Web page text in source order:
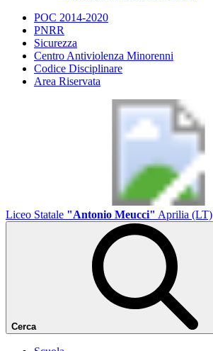
POC 2014-2020
PNRR
Sicurezza
Centro Antiviolenza Minorenni
Codice Disciplinare
Area Riservata
Liceo Statale "Antonio Meucci" Aprilia (LT)
Cerca